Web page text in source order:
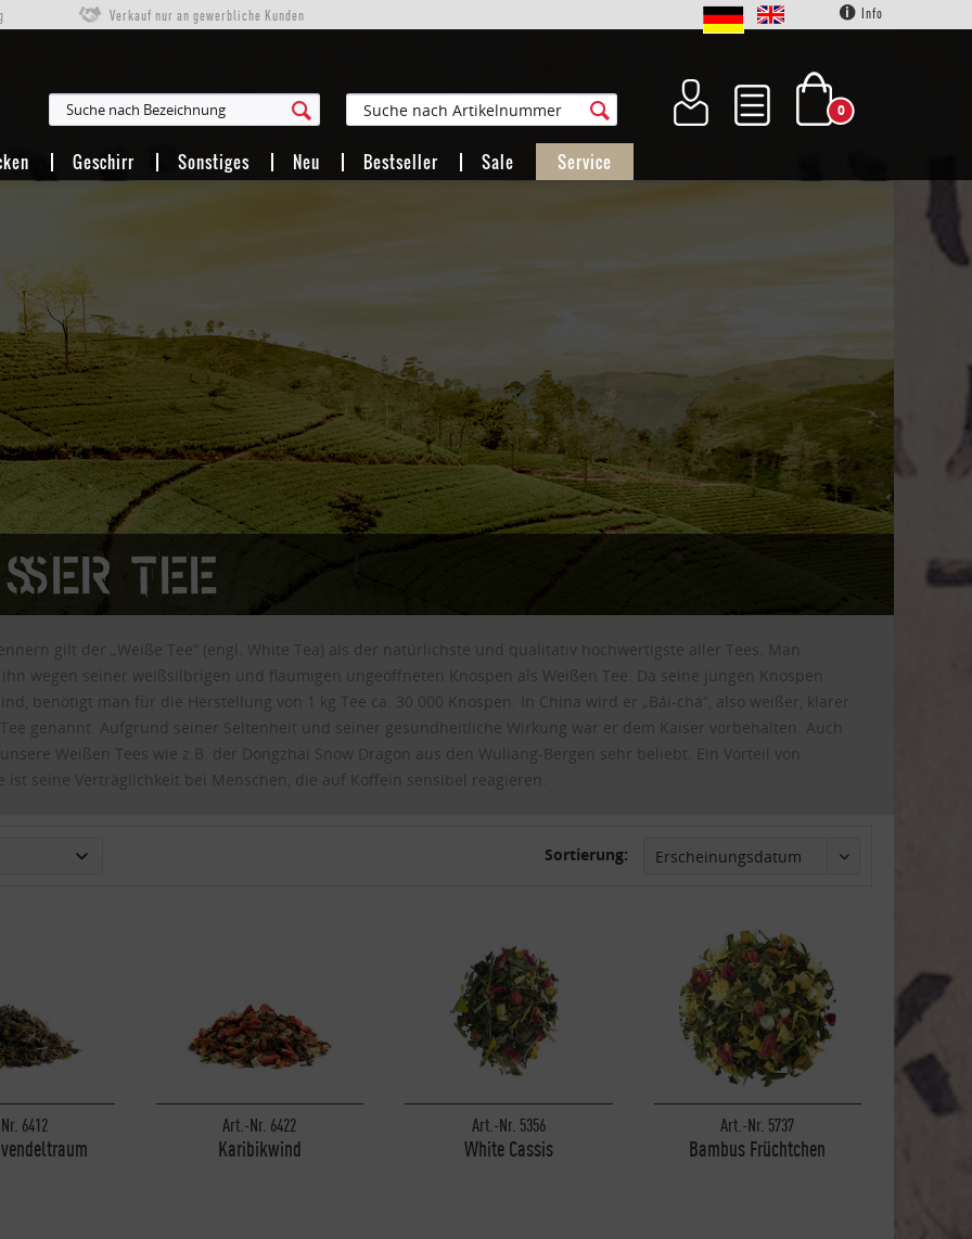
Verkauf nur an gewerbliche Kunden Info
0
Geschirr Sonstiges Neu Bestseller Sale Service
Tee
gilt der „Weiße Tee“ (engl. White Tea) als der natürlichste und qualitativ hochwertigste aller Tees. Man
wegen seiner weißsilbrigen und flaumigen ungeöffneten Knospen als Weißen Tee. Da seine jungen Knospen
benötigt man für die Herstellung von 1 kg Tee ca. 30.000 Knospen. In China wird er „Bái-chá“, also weißer, klarer
genannt. Aufgrund seiner Seltenheit und seiner gesundheitliche Wirkung war er dem Kaiser vorbehalten. Auch
Weißen Tees wie z.B. der Dongzhai Snow Dragon aus den Wuliang-Bergen sehr beliebt. Ein Vorteil von
ist seine Verträglichkeit bei Menschen, die auf Koffein sensibel reagieren.
Sortierung:
6412 Art.-Nr. 6422
Karibikwind
Art.-Nr. 5356
White Cassis
Art.-Nr. 5737
Bambus Früchtchen